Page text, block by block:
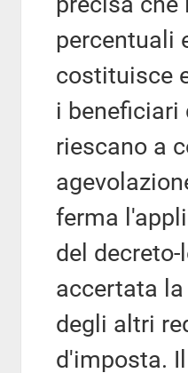
percentuali
costituisce
i beneficiari
riescano a
ferma
del
accertata
degli altri
d'imposta.